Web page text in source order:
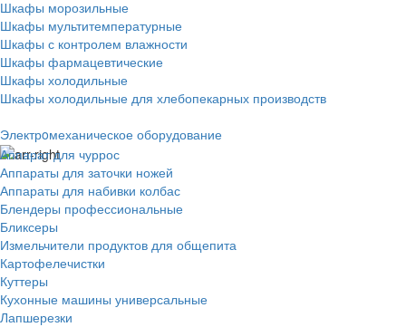
Шкафы морозильные
Шкафы мультитемпературные
Шкафы с контролем влажности
Шкафы фармацевтические
Шкафы холодильные
Шкафы холодильные для хлебопекарных производств
Электрoмеханическое оборудование
Аппарат для чуррос
Аппараты для заточки ножей
Аппараты для набивки колбас
Блендеры профессиональные
Бликсеры
Измельчители продуктов для общепита
Картофелечистки
Куттеры
Кухонные машины универсальные
Лапшерезки